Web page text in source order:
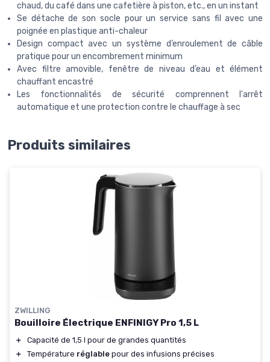
chaud, du café dans une cafetière à piston, etc., en un instant
Se détache de son socle pour un service sans fil avec une
poignée en plastique anti-chaleur
Design compact avec un système d’enroulement de câble
pratique pour un encombrement minimum
Avec filtre amovible, fenêtre de niveau d’eau et élément
chauffant encastré
Les fonctionnalités de sécurité comprennent l'arrêt
automatique et une protection contre le chauffage à sec
Produits similaires
ZWILLING
Bouilloire Électrique ENFINIGY Pro 1,5 L
＋
Capacité de 1,5 l pour de grandes quantités
＋
Température réglable pour des infusions précises